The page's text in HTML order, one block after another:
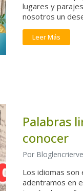
lugares y
nosotros un
Leer Más
Palabras
conocer
Por
Los idiomas son
adentramos en